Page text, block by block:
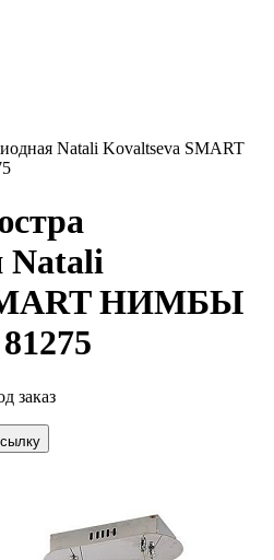
Natali Kovaltseva SMART
Natali
НИМБЫ
заказ